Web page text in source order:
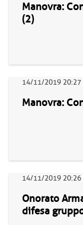
Manovra:
(2)
14/11/2019
Manovra:
14/11/2019 20:26
Onorato
difesa